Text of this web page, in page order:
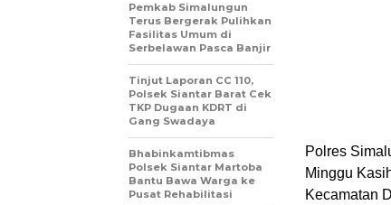
Polres
Minggu
Kecamatan
Pemkab Simalungun
Terus Bergerak Pulihkan
Fasilitas Umum di
Serbelawan Pasca Banjir
Tinjut Laporan CC 110,
Polsek Siantar Barat Cek
TKP Dugaan KDRT di
Gang Swadaya
Bhabinkamtibmas
Polsek Siantar Martoba
Bantu Bawa Warga ke
Pusat Rehabilitasi